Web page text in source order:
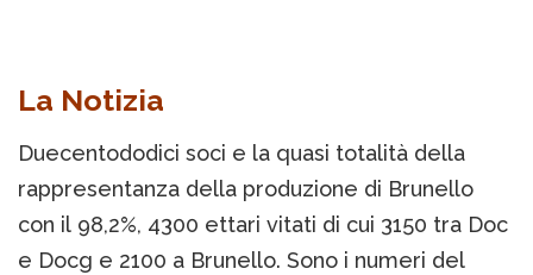
La Notizia
Duecentododici soci e la quasi totalità della
rappresentanza della produzione di Brunello
con il 98,2%, 4300 ettari vitati di cui 3150 tra Doc
e Docg e 2100 a Brunello. Sono i numeri del